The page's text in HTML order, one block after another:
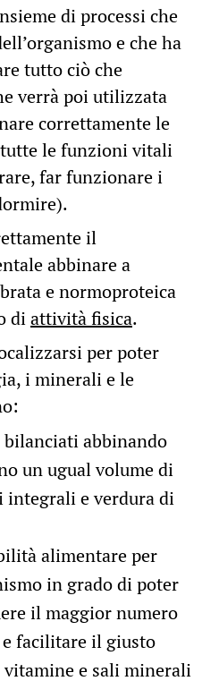
di processi che
e che ha
tutto ciò che
verrà poi utilizzata
correttamente le
le funzioni vitali
far funzionare i
il
abbinare a
e normoproteica
diattività fisica.
per poter
i minerali e le
bilanciatiabbinando
un ugual volume di
integrali e verdura di
alimentareper
in grado di poter
il maggior numero
facilitare il giusto
e sali minerali